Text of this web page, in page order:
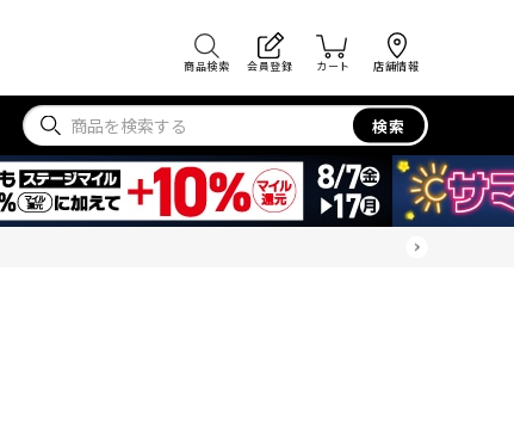
商品検索 会員登録 カート 店舗情報
検索